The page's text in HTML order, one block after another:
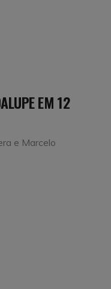
EM 12
e Marcelo